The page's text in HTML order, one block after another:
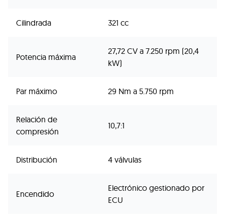
Cilindrada 321 cc
Potencia máxima
27,72 CV a 7.250 rpm (20,4
kW)
Par máximo 29 Nm a 5.750 rpm
Relación de
compresión
10,7:1
Distribución 4 válvulas
Encendido
Electrónico gestionado por
ECU